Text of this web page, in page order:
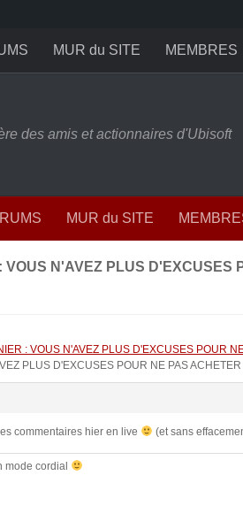
MUR du SITE MEMBRES
des amis et actionnaires d'Ubisoft
MUR du SITE
VOUS N'AVEZ PLUS D'EXCUSES
: VOUS N'AVEZ PLUS D'EXCUSES POUR
PLUS D'EXCUSES POUR NE PAS ACHETER
commentaires hier en live (et sans
mode cordial